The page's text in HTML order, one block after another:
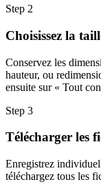
Step 2
Choisissez la
Conservez les
hauteur, ou
ensuite sur « Tout
Step 3
Télécharger les
Enregistrez
téléchargez tous les